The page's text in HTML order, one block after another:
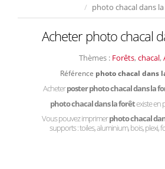
photo chacal dans
Acheter photo chacal
Thèmes : Forêts, chacal,
Référence photo chacal dans
Acheterposter photo chacal dans la
photo chacal dans la forêtexiste en
Vous pouvez imprimerphoto chacal
supports : toiles, aluminium, bois, plexi,